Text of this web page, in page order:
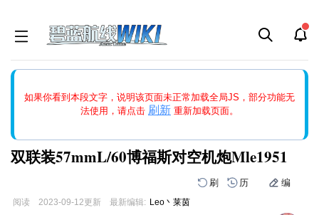
如果你看到本段文字，说明该页面未正常加载全局JS，部分功能无
法使用，请点击 刷新 重新加载页面。
能中的刷新按钮清除页面缓存并刷新，如果还有问题，请多尝试几
双联装57mmL/60博福斯对空机炮Mle1951
刷 历 编
阅读 2023-09-12更新 最新编辑: Leo丶莱茵